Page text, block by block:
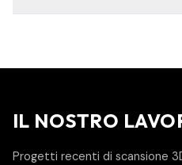
IL NOSTRO
Progetti recenti di scansione